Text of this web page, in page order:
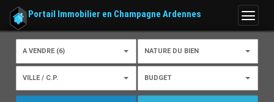
Menu
Portail Immobilier en Champagne Ardennes
A VENDRE (6) NATURE DU BIEN
VILLE / C.P. BUDGET